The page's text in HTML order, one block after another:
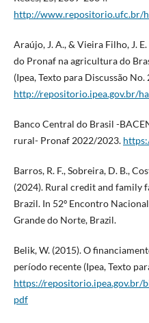
http://www.repositorio.ufc.br/
Araújo, J. A., & Vieira Filho, J.
do Pronaf na agricultura do
(Ipea, Texto para Discussão No.
http://repositorio.ipea.gov.br/
Banco Central do Brasil -
rural- Pronaf 2022/2023.
Barros, R. F., Sobreira, D. B.,
(2024). Rural credit and family
Brazil. In 52º Encontro
Grande do Norte, Brazil.
Belik, W. (2015). O
período recente (Ipea, Texto
https://
pdf